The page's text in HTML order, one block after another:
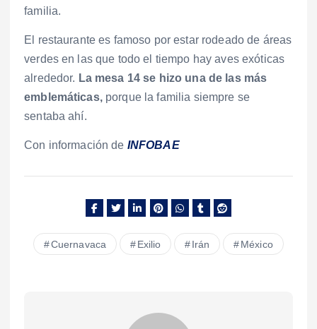
familia.
El restaurante es famoso por estar rodeado de áreas
verdes en las que todo el tiempo hay aves exóticas
alrededor. La mesa 14 se hizo una de las más
emblemáticas, porque la familia siempre se
sentaba ahí.
Con información de INFOBAE
Cuernavaca Exilio Irán México